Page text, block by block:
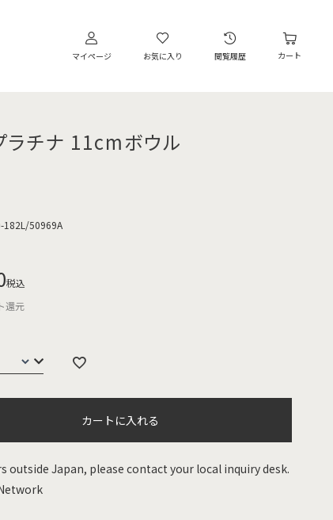
マイページ お気に入り 閲覧履歴 カート
ラチナ 11cmボウル
182L/50969A
税込
還元
カートに入れる
outside Japan, please contact your local inquiry desk.